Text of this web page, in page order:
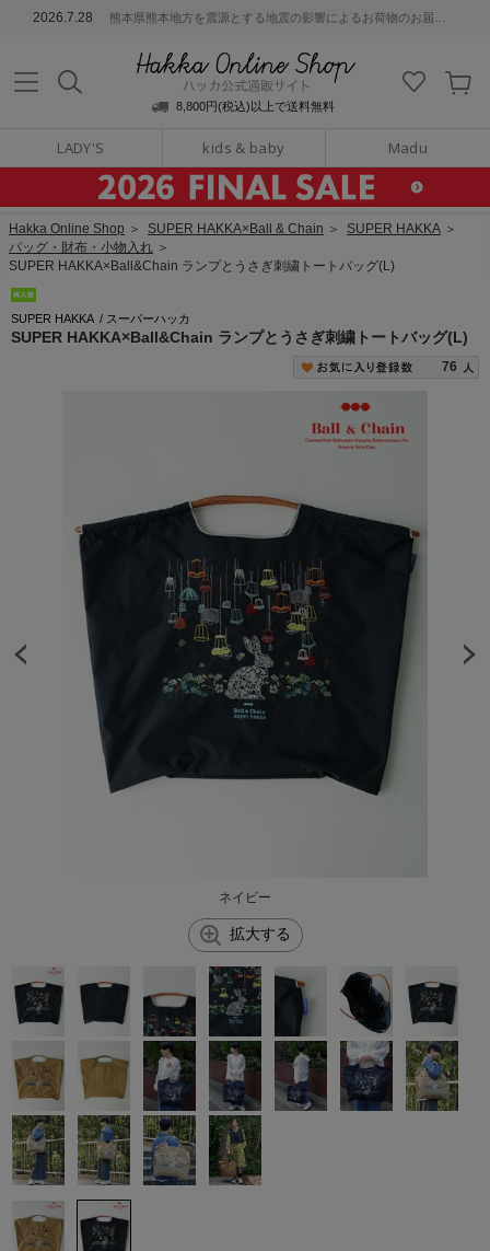
2026.7.28 熊本県熊本地方を震源とする地震の影響によるお荷物のお届けについて
8,800円(税込)以上で送料無料
LADY'S kids & baby Madu
通販サイト
販サイト
Hakka Online Shop ＞ SUPER HAKKA×Ball & Chain ＞ SUPER HAKKA ＞
バッグ・財布・小物入れ ＞
SUPER HAKKA×Ball&Chain ランプとうさぎ刺繍トートバッグ(L)
SUPER HAKKA/ スーパーハッカ
SUPER HAKKA×Ball&Chain ランプとうさぎ刺繍トートバッグ(L)
76
ネイビー
拡大する